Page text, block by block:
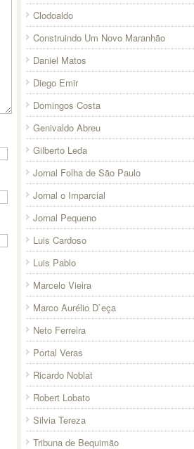
Clodoaldo
Construindo Um Novo Maranhão
Daniel Matos
Diego Emir
Domingos Costa
Genivaldo Abreu
Gilberto Leda
Jornal Folha de São Paulo
Jornal o Imparcial
Jornal Pequeno
Luis Cardoso
Luis Pablo
Marcelo Vieira
Marco Aurélio D`eça
Neto Ferreira
Portal Veras
Ricardo Noblat
Robert Lobato
Silvia Tereza
Tribuna de Bequimão